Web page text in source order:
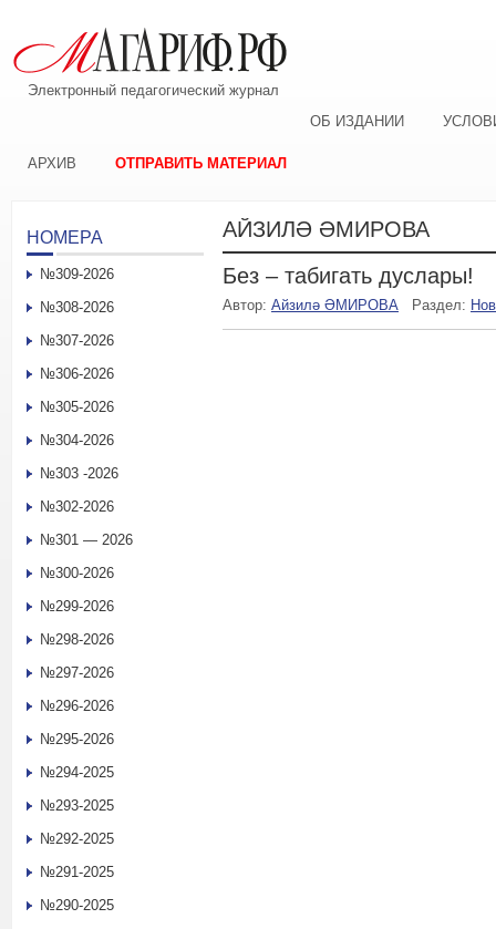
Электронный педагогический журнал
ОБ ИЗДАНИИ
АРХИВ ОТПРАВИТЬ МАТЕРИАЛ
АЙЗИЛӘ ӘМИРОВА
Без – табигать дуслары!
Автор: Айзилә ӘМИРОВА Раздел:
НОМЕРА
№309-2026
№308-2026
№307-2026
№306-2026
№305-2026
№304-2026
№303 -2026
№302-2026
№301 — 2026
№300-2026
№299-2026
№298-2026
№297-2026
№296-2026
№295-2026
№294-2025
№293-2025
№292-2025
№291-2025
№290-2025